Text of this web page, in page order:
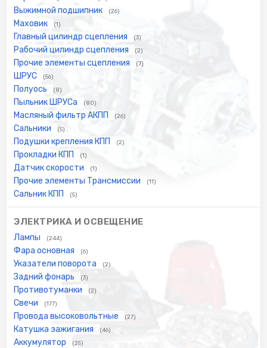
Выжимной подшипник (26)
Маховик (1)
Главный цилиндр сцепления (3)
Рабочий цилиндр сцепления (2)
Прочие элементы сцепления (7)
ШРУС (56)
Полуось (8)
Пыльник ШРУСа (80)
Масляный фильтр АКПП (26)
Сальники (5)
Подушки крепления КПП (2)
Прокладки КПП (1)
Датчик скорости (1)
Прочие элементы Трансмиссии (11)
Сальник КПП (5)
ЭЛЕКТРИКА И ОСВЕЩЕНИЕ
Лампы (244)
Фара основная (6)
Указатели поворота (2)
Задний фонарь (3)
Противотуманки (2)
Свечи (177)
Провода высоковольтные (27)
Катушка зажигания (46)
Аккумулятор (25)